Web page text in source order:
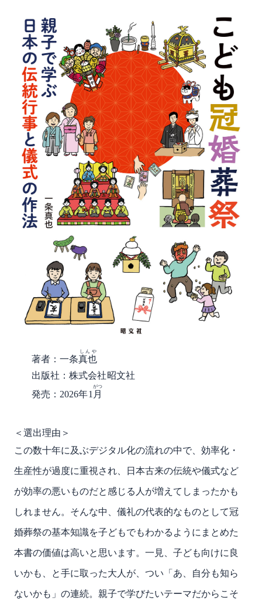
著者：一条真也
しんや
出版社：株式会社昭文社
発売：2026年1 月
がつ
＜選出理由＞
この数十年に及ぶデジタル化の流れの中で、効率化・
生産性が過度に重視され、日本古来の伝統や儀式など
が効率の悪いものだと感じる人が増えてしまったかも
しれません。そんな中、儀礼の代表的なものとして冠
婚葬祭の基本知識を子どもでもわかるようにまとめた
本書の価値は高いと思います。一見、子ども向けに良
いかも、と手に取った大人が、つい「あ、自分も知ら
ないかも」の連続。親子で学びたいテーマだからこそ